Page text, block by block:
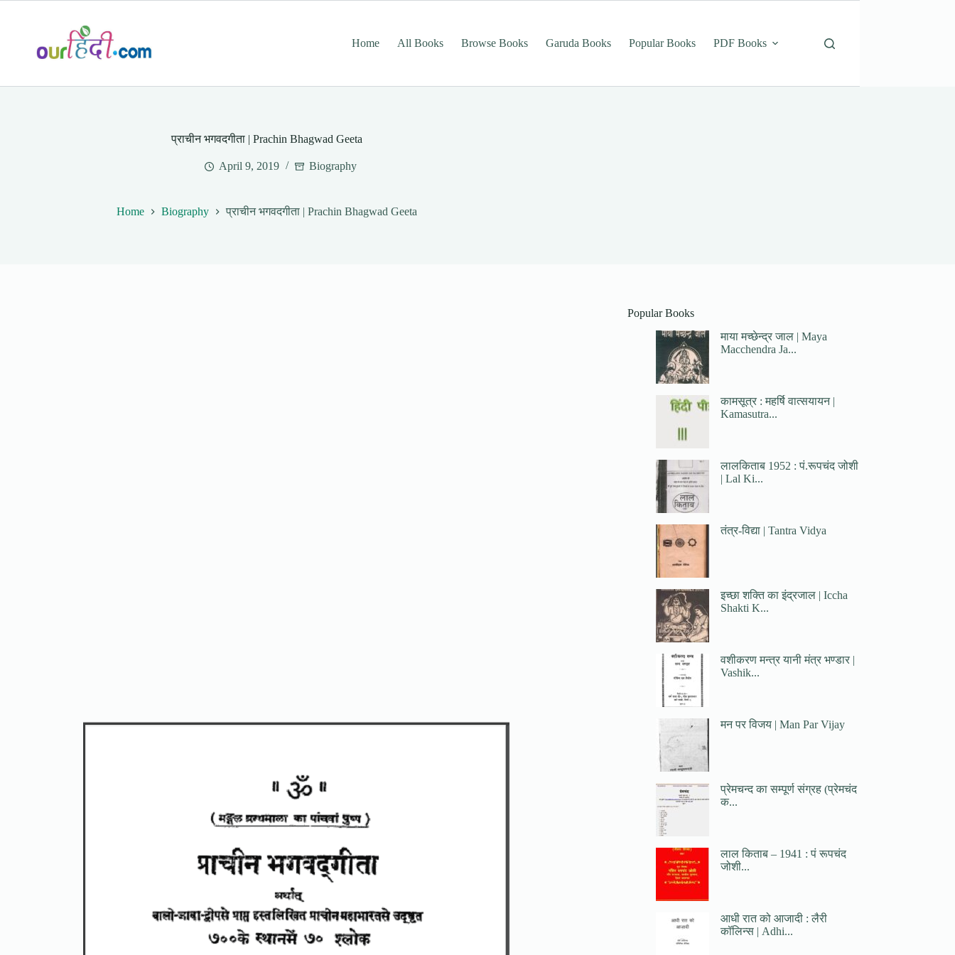
Home
All Books Browse Books Garuda Books Popular Books PDF Books
प्राचीन भगवदगीता | Prachin Bhagwad Geeta
April 9, 2019 Biography
Home Biography प्राचीन भगवदगीता | Prachin Bhagwad Geeta
Popular Books
माया मच्छेन्द्र जाल | Maya
Macchendra Ja...
कामसूत्र : महर्षि वात्सयायन |
Kamasutra...
लालकिताब 1952 : पं.रूपचंद जोशी
| Lal Ki...
तंत्र-विद्या | Tantra Vidya
इच्छा शक्ति का इंद्रजाल | Iccha
Shakti K...
वशीकरण मन्त्र यानी मंत्र भण्डार |
Vashik...
मन पर विजय | Man Par Vijay
प्रेमचन्द का सम्पूर्ण संग्रह (प्रेमचंद
क...
लाल किताब – 1941 : पं रूपचंद
जोशी...
आधी रात को आजादी : लैरी
कॉलिन्स | Adhi...